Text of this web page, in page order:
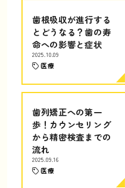
歯根吸収が進行する
とどうなる？歯の寿
命への影響と症状
2025.10.09
医療
歯列矯正への第一
歩！カウンセリング
から精密検査までの
流れ
2025.09.16
医療